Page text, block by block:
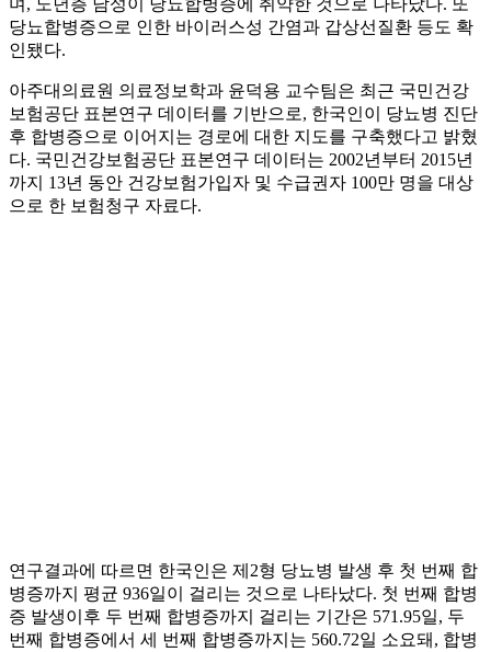
며, 노년층 남성이 당뇨합병증에 취약한 것으로 나타났다. 또
당뇨합병증으로 인한 바이러스성 간염과 갑상선질환 등도 확
인됐다.
아주대의료원 의료정보학과 윤덕용 교수팀은 최근 국민건강
보험공단 표본연구 데이터를 기반으로, 한국인이 당뇨병 진단
후 합병증으로 이어지는 경로에 대한 지도를 구축했다고 밝혔
다. 국민건강보험공단 표본연구 데이터는 2002년부터 2015년
까지 13년 동안 건강보험가입자 및 수급권자 100만 명을 대상
으로 한 보험청구 자료다.
연구결과에 따르면 한국인은 제2형 당뇨병 발생 후 첫 번째 합
병증까지 평균 936일이 걸리는 것으로 나타났다. 첫 번째 합병
증 발생이후 두 번째 합병증까지 걸리는 기간은 571.95일, 두
번째 합병증에서 세 번째 합병증까지는 560.72일 소요돼, 합병